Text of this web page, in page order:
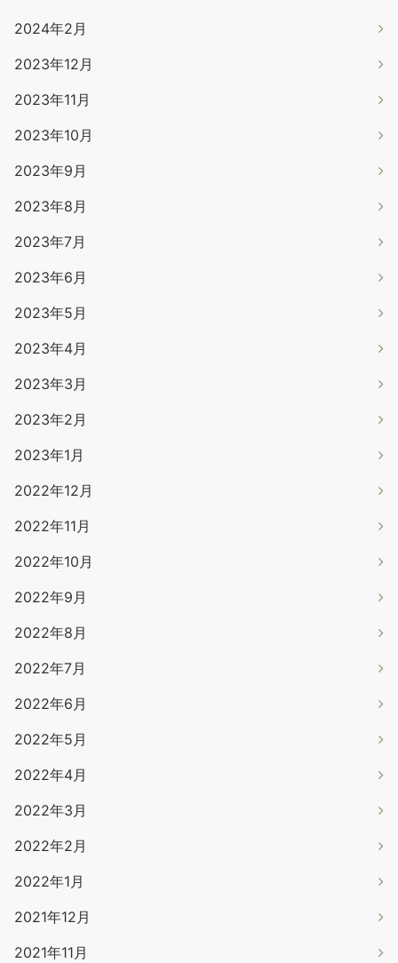
2024年2月
2023年12月
2023年11月
2023年10月
2023年9月
2023年8月
2023年7月
2023年6月
2023年5月
2023年4月
2023年3月
2023年2月
2023年1月
2022年12月
2022年11月
2022年10月
2022年9月
2022年8月
2022年7月
2022年6月
2022年5月
2022年4月
2022年3月
2022年2月
2022年1月
2021年12月
2021年11月